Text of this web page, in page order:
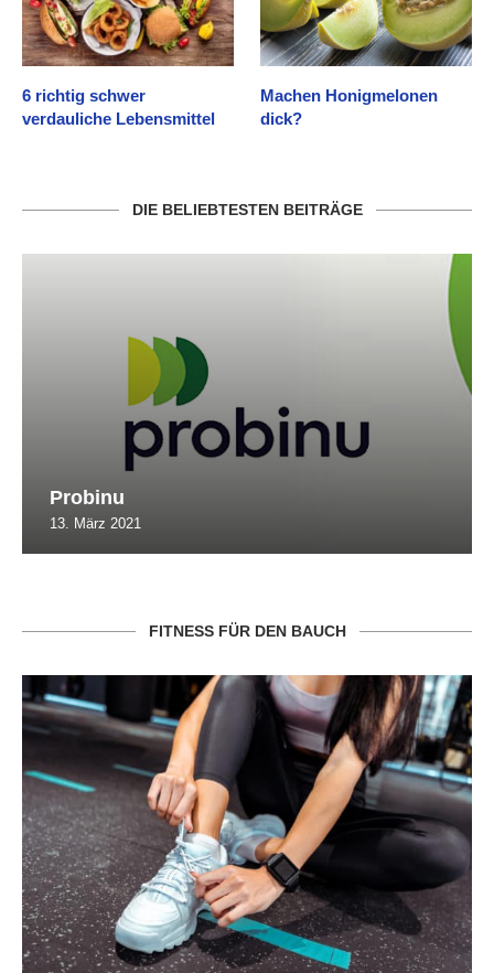
6 richtig schwer
verdauliche Lebensmittel
Machen Honigmelonen
dick?
DIE BELIEBTESTEN BEITRÄGE
Probinu
13. März 2021
FITNESS FÜR DEN BAUCH